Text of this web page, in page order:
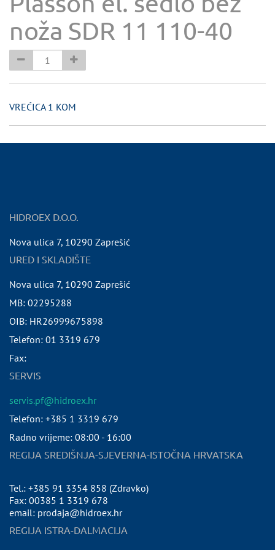
noža SDR 11 110-40
VREĆICA 1 KOM
HIDROEX D.O.O.
Nova ulica 7, 10290 Zaprešić
URED I SKLADIŠTE
Nova ulica 7, 10290 Zaprešić
MB: 02295288
OIB: HR26999675898
Telefon: 01 3319 679
Fax:
SERVIS
servis.pf@hidroex.hr
Telefon: +385 1 3319 679
Radno vrijeme: 08:00 - 16:00
REGIJA SREDIŠNJA-SJEVERNA-ISTOČNA HRVATSKA
Tel.: +385 91 3354 858 (Zdravko)
Fax: 00385 1 3319 678
email: prodaja@hidroex.hr
REGIJA ISTRA-DALMACIJA